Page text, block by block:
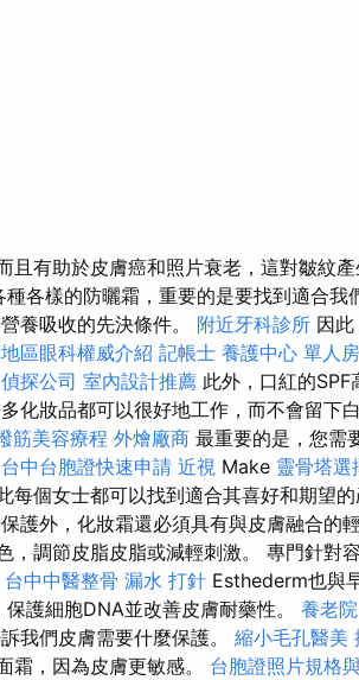
且有助於皮膚癌和照片衰老，這對皺紋產
各樣的防曬霜，重要的是要找到適合我
養吸收的先決條件。 附近牙科診所 因
區眼科權威介紹 記帳士 養護中心 單人房
偵探公司 室內設計推薦 此外，口紅的
化妝品都可以很好地工作，而不會留下
筋美容療程 外燴廠商 最重要的是，您需
台中台胞證快速申請 近視 Make 靈骨塔選
每個女士都可以找到適合其喜好和期望的
護外，化妝霜還必須具有與皮膚融合的
，調節皮脂皮脂或減輕刺激。 專門針對
台中中醫整骨 漏水 打針 Esthederm也與
護細胞DNA並改善皮膚耐藥性。 養老院
我們皮膚需要什麼保護。 縮小毛孔醫美
霜，因為皮膚更敏感。 台胞證照片規格